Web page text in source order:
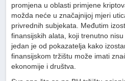
promjena u oblasti primjene
možda neće u značajnijoj mjeri
privrednih subjekata. Međutim
finansijskih alata, koji trenutno
jedan je od pokazatelja kako
finansijskom tržištu može imati
ekonomije i društva.